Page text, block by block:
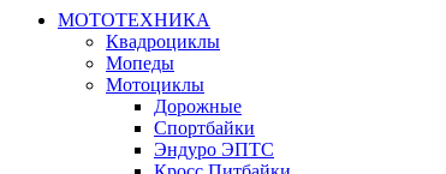
МОТОТЕХНИКА
Квадроциклы
Мопеды
Мотоциклы
Дорожные
Спортбайки
Эндуро ЭПТС